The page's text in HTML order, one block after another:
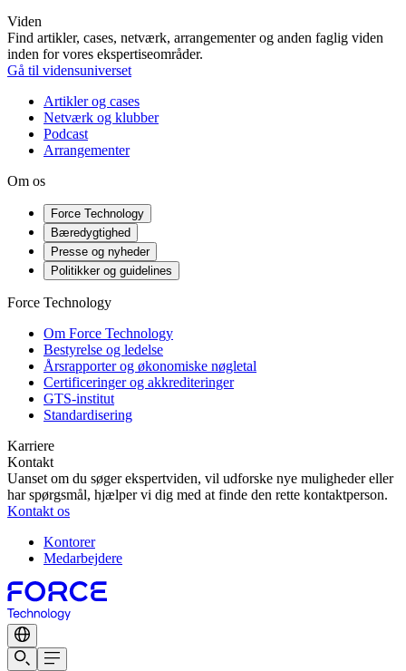
Viden
Find artikler, cases, netværk, arrangementer og anden faglig viden
inden for vores ekspertiseområder.
Gå til vidensuniverset
Artikler og cases
Netværk og klubber
Podcast
Arrangementer
Om os
Force Technology
Bæredygtighed
Presse og nyheder
Politikker og guidelines
Force Technology
Om Force Technology
Bestyrelse og ledelse
Årsrapporter og økonomiske nøgletal
Certificeringer og akkrediteringer
GTS-institut
Standardisering
Karriere
Kontakt
Uanset om du søger ekspertviden, vil udforske nye muligheder eller
har spørgsmål, hjælper vi dig med at finde den rette kontaktperson.
Kontakt os
Kontorer
Medarbejdere